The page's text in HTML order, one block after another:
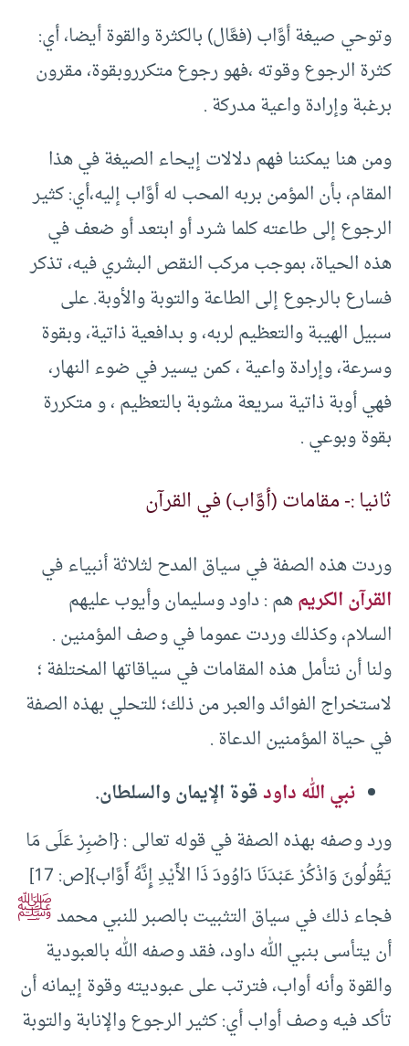
وتوحي صيغة أوَّاب (فعَّال) بالكثرة والقوة أيضا، أي:
كثرة الرجوع وقوته ،فهو رجوع متكرروبقوة، مقرون
برغبة وإرادة واعية مدركة .
ومن هنا يمكننا فهم دلالات إيحاء الصيغة في هذا
المقام، بأن المؤمن بربه المحب له أوَّاب إليه،أي: كثير
الرجوع إلى طاعته كلما شرد أو ابتعد أو ضعف في
هذه الحياة، بموجب مركب النقص البشري فيه، تذكر
فسارع بالرجوع إلى الطاعة والتوبة والأوبة. على
سبيل الهيبة والتعظيم لربه، و بدافعية ذاتية، وبقوة
وسرعة، وإرادة واعية ، كمن يسير في ضوء النهار،
فهي أوبة ذاتية سريعة مشوبة بالتعظيم ، و متكررة
بقوة وبوعي .
ثانيا :- مقامات (أوَّاب) في القرآن
وردت هذه الصفة في سياق المدح لثلاثة أنبياء في
القرآن الكريمهم : داود وسليمان وأيوب عليهم
السلام، وكذلك وردت عموما في وصف المؤمنين .
ولنا أن نتأمل هذه المقامات في سياقاتها المختلفة ؛
لاستخراج الفوائد والعبر من ذلك؛ للتحلي بهذه الصفة
في حياة المؤمنين الدعاة .
نبي الله داودقوة الإيمان والسلطان.
ورد وصفه بهذه الصفة في قوله تعالى : {اصْبِرْ عَلَى مَا
يَقُولُونَ وَاذْكُرْ عَبْدَنَا دَاوُودَ ذَا الأَيْدِ إِنَّهُ أَوَّاب}[ص: 17]
فجاء ذلك في سياق التثبيت بالصبر للنبي محمدﷺ
أن يتأسى بنبي الله داود، فقد وصفه الله بالعبودية
والقوة وأنه أواب، فترتب على عبوديته وقوة إيمانه أن
تأكد فيه وصف أواب أي: كثير الرجوع والإنابة والتوبة